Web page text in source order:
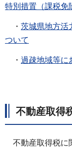
特別措置（課税免
・ 茨城県地方活
ついて
・ 過疎地域等に
不動産取得
不動産取得税に